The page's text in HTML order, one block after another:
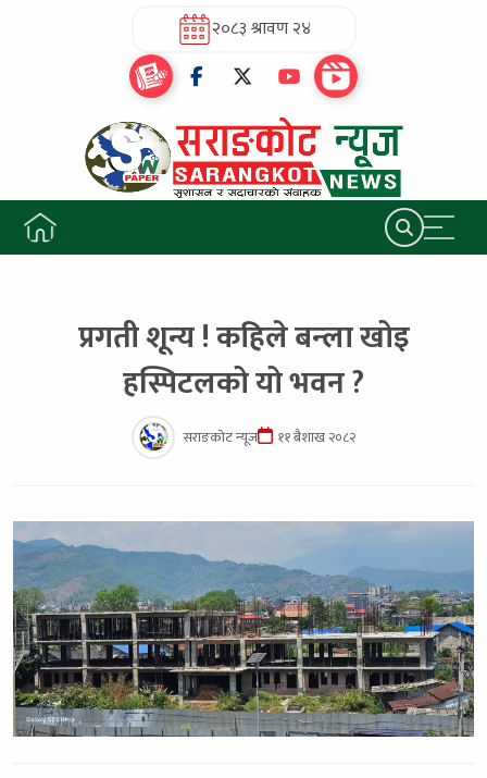
२०८३ श्रावण २४
प्रगती शून्य ! कहिले बन्ला खोइ
हस्पिटलको यो भवन ?
सराङकोट न्यूज ११ बैशाख २०८२